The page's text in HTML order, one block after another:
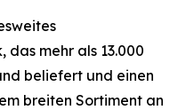
das mehr als 13.000
beliefert und einen
breiten Sortiment an